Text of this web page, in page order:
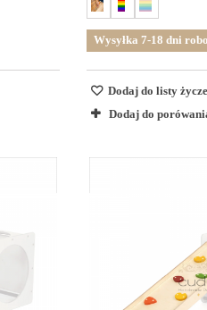
Wysyłka 7-18 dni
Dodaj do listy
Dodaj do